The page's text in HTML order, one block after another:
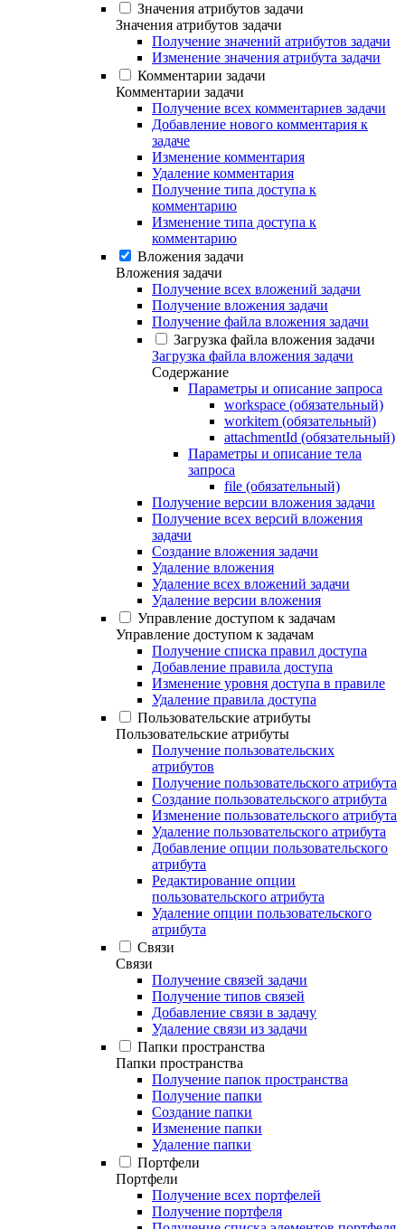
Значения атрибутов задачи
Значения атрибутов задачи
Получение значений атрибутов задачи
Изменение значения атрибута задачи
Комментарии задачи
Комментарии задачи
Получение всех комментариев задачи
Добавление нового комментария к
задаче
Изменение комментария
Удаление комментария
Получение типа доступа к
комментарию
Изменение типа доступа к
комментарию
Вложения задачи
Вложения задачи
Получение всех вложений задачи
Получение вложения задачи
Получение файла вложения задачи
Загрузка файла вложения задачи
Загрузка файла вложения задачи
Содержание
Параметры и описание запроса
workspace (обязательный)
workitem (обязательный)
attachmentId (обязательный)
Параметры и описание тела
запроса
file (обязательный)
Получение версии вложения задачи
Получение всех версий вложения
задачи
Создание вложения задачи
Удаление вложения
Удаление всех вложений задачи
Удаление версии вложения
Управление доступом к задачам
Управление доступом к задачам
Получение списка правил доступа
Добавление правила доступа
Изменение уровня доступа в правиле
Удаление правила доступа
Пользовательские атрибуты
Пользовательские атрибуты
Получение пользовательских
атрибутов
Получение пользовательского атрибута
Создание пользовательского атрибута
Изменение пользовательского атрибута
Удаление пользовательского атрибута
Добавление опции пользовательского
атрибута
Редактирование опции
пользовательского атрибута
Удаление опции пользовательского
атрибута
Связи
Связи
Получение связей задачи
Получение типов связей
Добавление связи в задачу
Удаление связи из задачи
Папки пространства
Папки пространства
Получение папок пространства
Получение папки
Создание папки
Изменение папки
Удаление папки
Портфели
Портфели
Получение всех портфелей
Получение портфеля